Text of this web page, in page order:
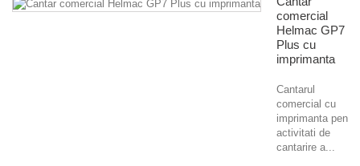
comercial
Helmac GP7
Plus cu
imprimanta
Cantarul
comercial cu
imprimanta pentru
activitati de
cantarire a...